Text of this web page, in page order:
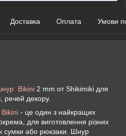
Доставка Оплата Умови
Bikini 2 mm от Shikimiki для
речей декору.
- це один з найкращих
для виготовлення різних
сумки або рюкзаки. Шнур